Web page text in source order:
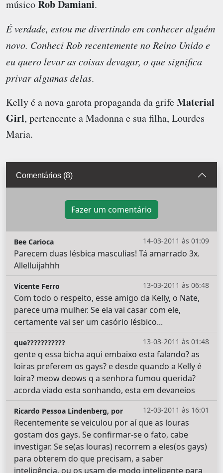
músicoRob Damiani.
É verdade, estou me divertindo em conhecer alguém
novo. Conheci Rob recentemente no Reino Unido e
eu quero levar as coisas devagar, o que significa
privar algumas delas.
Kelly é a nova garota propaganda da grifeMaterial
Girl, pertencente a Madonna e sua filha, Lourdes
Maria.
Comentários (8)
Fazer um comentário
14-03-2011 às 01:09
Bee Carioca
Parecem duas lésbica masculias! Tá amarrado 3x.
Allelluijahhh
13-03-2011 às 06:48
Vicente Ferro
Com todo o respeito, esse amigo da Kelly, o Nate,
parece uma mulher. Se ela vai casar com ele,
certamente vai ser um casório lésbico...
13-03-2011 às 01:48
que???????????
gente q essa bicha aqui embaixo esta falando? as
loiras preferem os gays? e desde quando a Kelly é
loira? meow deows q a senhora fumou querida?
acorda viado esta sonhando, esta em devaneios
12-03-2011 às 16:01
Ricardo Pessoa Lindenberg, por
Recentemente se veiculou por aí que as louras
gostam dos gays. Se confirmar-se o fato, cabe
investigar. Se se(as louras) recorrem a eles(os gays)
para obterem do que precisam, a saber
inteligência, ou os usam de modo inteligente para